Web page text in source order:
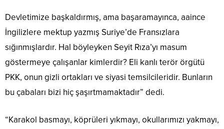
Devletimize başkaldırmış, ama başaramayınca, aaince
İngilizlere mektup yazmış Suriye’de Fransızlara
sığınmışlardır. Hal böyleyken Seyit Rıza’yı masum
göstermeye çalışanlar kimlerdir? Eli kanlı terör örgütü
PKK, onun gizli ortakları ve siyasi temsilcileridir. Bunların
bu çabaları bizi hiç şaşırtmamaktadır” dedi.
“Karakol basmayı, köprüleri yıkmayı, okullarımızı yakmayı,